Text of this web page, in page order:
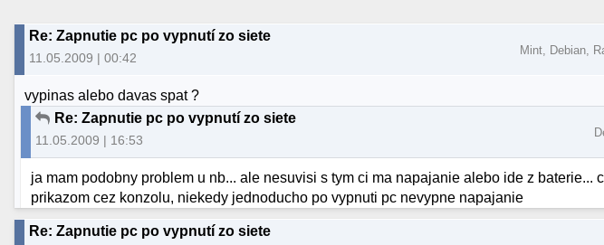
Re: Zapnutie pc po vypnutí zo siete
11.05.2009 | 00:42
Mint, Debian,
vypinas alebo davas spat ?
Re: Zapnutie pc po vypnutí zo siete
11.05.2009 | 16:53
ja mam podobny problem u nb... ale nesuvisi s tym ci ma napajanie alebo ide z baterie...
prikazom cez konzolu, niekedy jednoducho po vypnuti pc nevypne napajanie
Re: Zapnutie pc po vypnutí zo siete